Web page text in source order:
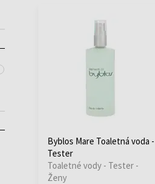
Byblos Mare Toaletná voda -
Tester
Toaletné vody - Tester -
Ženy